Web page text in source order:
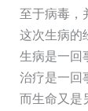
至于病毒，
这次生病的
生病是一回
治疗是一回
而生命又是